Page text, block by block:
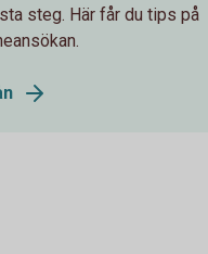
steg. Här får du tips på